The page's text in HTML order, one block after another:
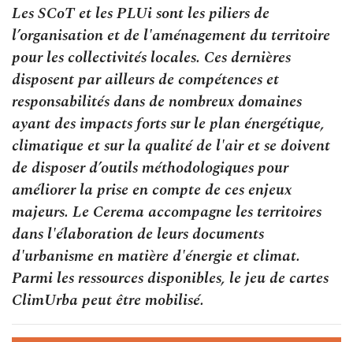
Les SCoT et les PLUi sont les piliers de
l’organisation et de l'aménagement du territoire
pour les collectivités locales. Ces dernières
disposent par ailleurs de compétences et
responsabilités dans de nombreux domaines
ayant des impacts forts sur le plan énergétique,
climatique et sur la qualité de l'air et se doivent
de disposer d’outils méthodologiques pour
améliorer la prise en compte de ces enjeux
majeurs. Le Cerema accompagne les territoires
dans l'élaboration de leurs documents
d'urbanisme en matière d'énergie et climat.
Parmi les ressources disponibles, le jeu de cartes
ClimUrba peut être mobilisé.